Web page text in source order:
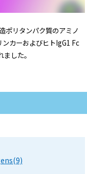
ポリタンパク質のアミノ
カーおよびヒトIgG1 Fc
した。